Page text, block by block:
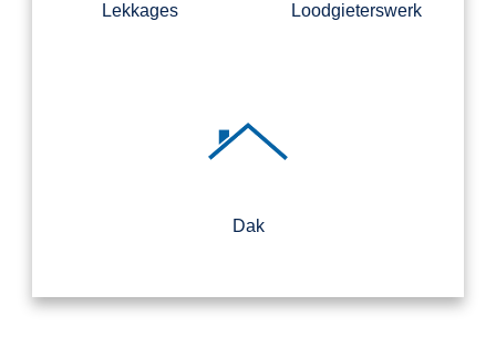
Lekkages Loodgieterswerk
Dak